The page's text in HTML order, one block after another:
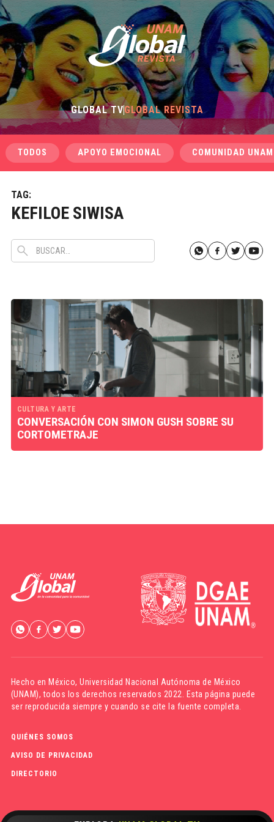
GLOBAL TVGLOBAL REVISTA
TODOS APOYO EMOCIONAL COMUNIDAD UNAM
TAG:
KEFILOE SIWISA
CULTURA Y ARTE
CONVERSACIÓN CON SIMON GUSH SOBRE SU
CORTOMETRAJE
Hecho en México,Universidad Nacional Autónoma de México
(UNAM), todos los derechos reservados 2022. Esta página puede
ser reproducida siempre y cuando se cite la fuente completa.
QUIÉNES SOMOS
AVISO DE PRIVACIDAD
DIRECTORIO